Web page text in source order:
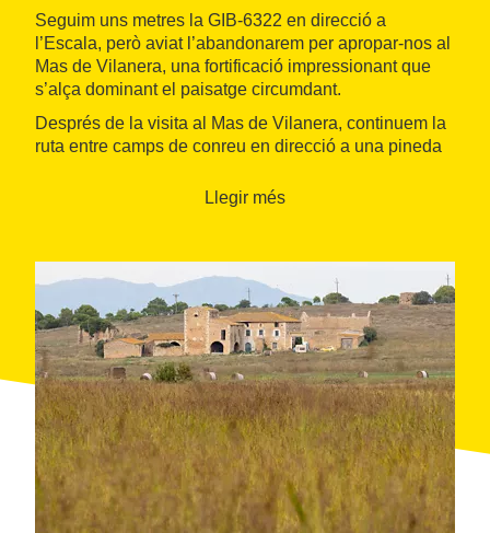
Seguim uns metres la GIB-6322 en direcció a
l’Escala, però aviat l’abandonarem per apropar-nos al
Mas de Vilanera, una fortificació impressionant que
s’alça dominant el paisatge circumdant.
Després de la visita al Mas de Vilanera, continuem la
ruta entre camps de conreu en direcció a una pineda
conegut com el Pi Gros.
entretinguda i plena de descobertes per l’entorn de
Llegir més